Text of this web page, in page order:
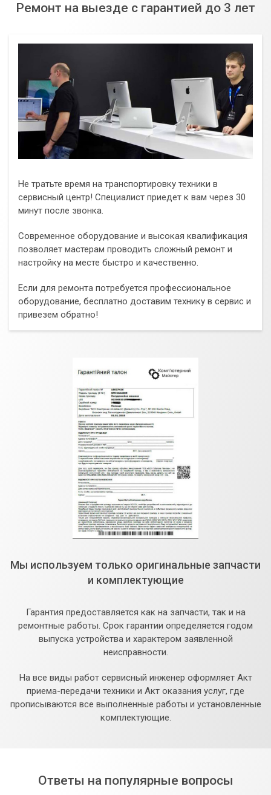
Ремонт на выезде с гарантией до 3 лет
Не тратьте время на транспортировку техники в
сервисный центр! Специалист приедет к вам через 30
минут после звонка.
Современное оборудование и высокая квалификация
позволяет мастерам проводить сложный ремонт и
настройку на месте быстро и качественно.
Если для ремонта потребуется профессиональное
оборудование, бесплатно доставим технику в сервис и
привезем обратно!
Мы используем только оригинальные запчасти
и комплектующие
Гарантия предоставляется как на запчасти, так и на
ремонтные работы. Срок гарантии определяется годом
выпуска устройства и характером заявленной
неисправности.
На все виды работ сервисный инженер оформляет Акт
приема-передачи техники и Акт оказания услуг, где
прописываются все выполненные работы и установленные
комплектующие.
Ответы на популярные вопросы